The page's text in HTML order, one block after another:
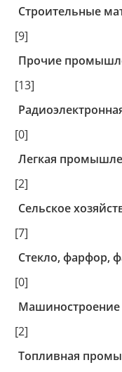
Строительные
[9]
Прочие
[13]
[0]
Легкая
[2]
Сельское
[7]
Стекло, фарфор,
[0]
Машиностроение
[2]
Топливная